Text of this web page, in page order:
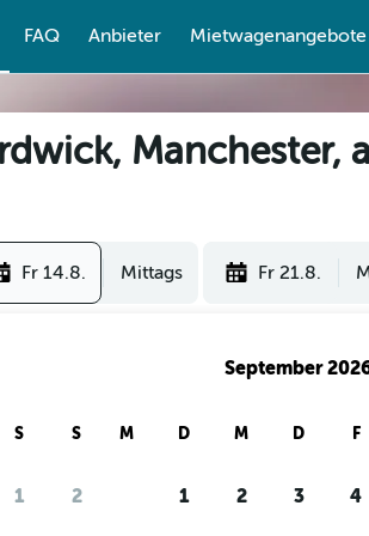
FAQ Anbieter Mietwagenangebote
Manchester,
Fr 14.8. Mittags Fr 21.8.
S S
1 2
September
M D M D F
1 2 3 4